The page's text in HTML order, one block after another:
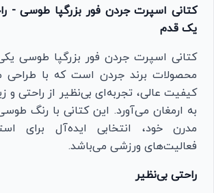
کتانی اسپرت جردن فور بزرگپا طوسی -
یک قدم
کتانی اسپرت جردن فور بزرگپا طوسی
محصولات برند جردن است که با طراحی
کیفیت عالی، تجربه‌ای بی‌نظیر از راحتی و
به ارمغان می‌آورد. این کتانی با رنگ
مدرن خود، انتخابی ایده‌آل برای
فعالیت‌های ورزشی می‌باشد.
راحتی بی‌نظیر